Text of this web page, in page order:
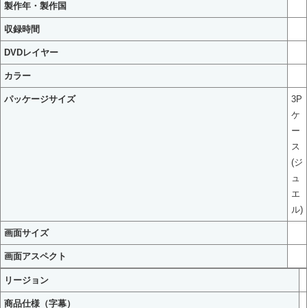
製作年・製作国
収録時間
DVDレイヤー
カラー
パッケージサイズ
3P
ケ
ー
ス
(ジ
ュ
エ
ル)
画面サイズ
画面アスペクト
リージョン
商品仕様（字幕）